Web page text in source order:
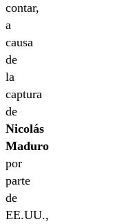
contar,
a
causa
de
la
captura
de
Nicolás
Maduro
por
parte
de
EE.UU.,